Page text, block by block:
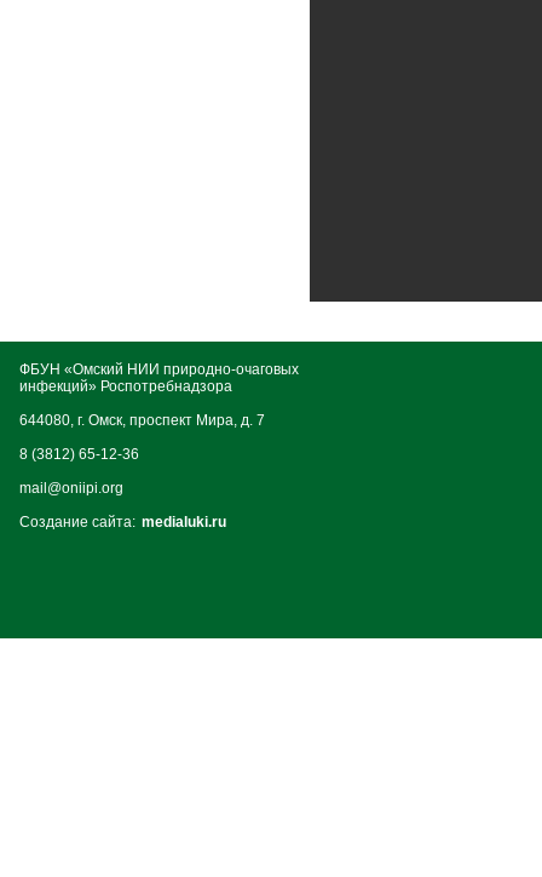
ФБУН «Омский НИИ природно-очаговых
инфекций» Роспотребнадзора
644080, г. Омск, проспект Мира, д. 7
8 (3812) 65-12-36
mail@oniipi.org
Создание сайта: medialuki.ru